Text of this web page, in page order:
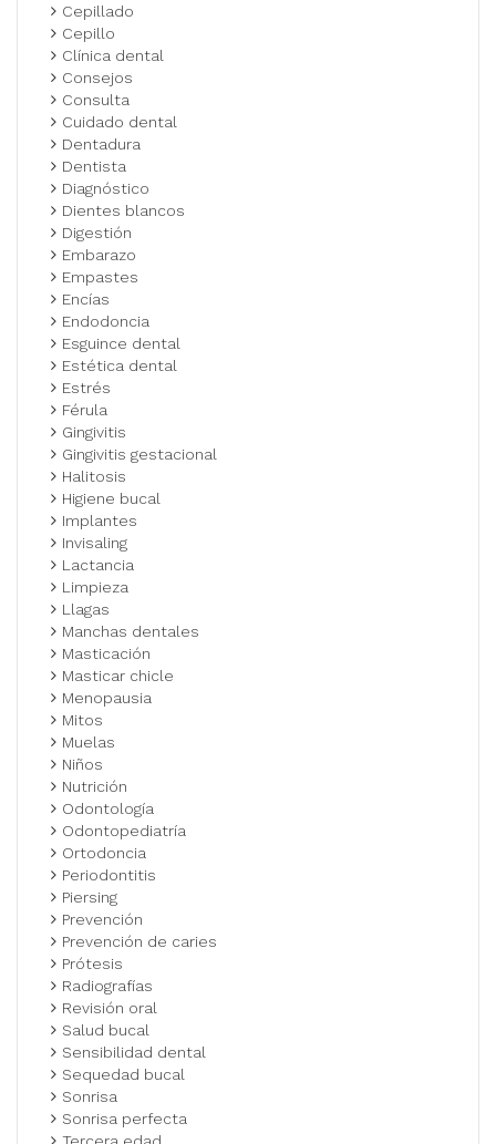
Cepillado
Cepillo
Clínica dental
Consejos
Consulta
Cuidado dental
Dentadura
Dentista
Diagnóstico
Dientes blancos
Digestión
Embarazo
Empastes
Encías
Endodoncia
Esguince dental
Estética dental
Estrés
Férula
Gingivitis
Gingivitis gestacional
Halitosis
Higiene bucal
Implantes
Invisaling
Lactancia
Limpieza
Llagas
Manchas dentales
Masticación
Masticar chicle
Menopausia
Mitos
Muelas
Niños
Nutrición
Odontología
Odontopediatría
Ortodoncia
Periodontitis
Piersing
Prevención
Prevención de caries
Prótesis
Radiografías
Revisión oral
Salud bucal
Sensibilidad dental
Sequedad bucal
Sonrisa
Sonrisa perfecta